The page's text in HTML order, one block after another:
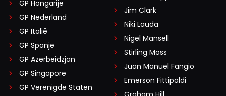
GP Hongarije
GP Nederland
GP Italië
GP Spanje
GP Azerbeidzjan
GP Singapore
GP Verenigde Staten
Jim Clark
Niki Lauda
Nigel Mansell
Stirling Moss
Juan Manuel Fangio
Emerson Fittipaldi